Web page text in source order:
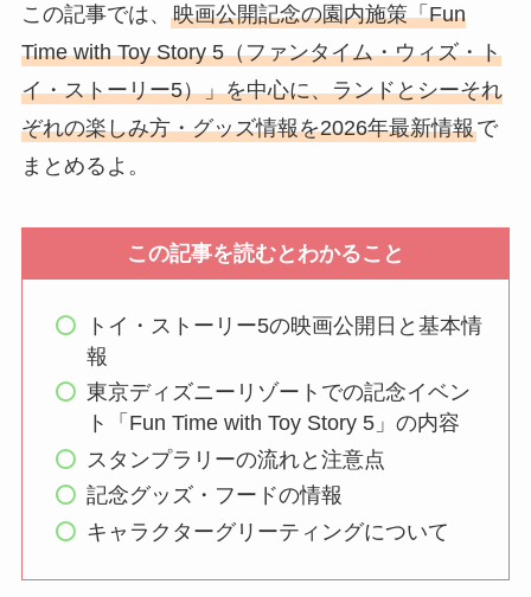
この記事では、 映画公開記念の園内施策「Fun
Time with Toy Story 5（ファンタイム・ウィズ・ト
イ・ストーリー5）」を中心に、ランドとシーそれ
ぞれの楽しみ方・グッズ情報を2026年最新情報で
まとめるよ。
この記事を読むとわかること
トイ・ストーリー5の映画公開日と基本情
報
東京ディズニーリゾートでの記念イベン
ト「Fun Time with Toy Story 5」の内容
スタンプラリーの流れと注意点
記念グッズ・フードの情報
キャラクターグリーティングについて